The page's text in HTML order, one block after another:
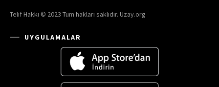
Telif Hakkı © 2023 Tüm hakları saklıdır. Uzay.org
UYGULAMALAR